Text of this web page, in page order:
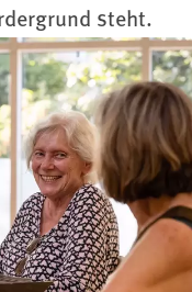
steht.